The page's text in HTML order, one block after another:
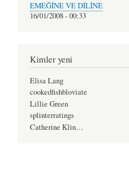
EMEĞİNE VE DİLİNE
16/01/2008 - 00:33
Kimler yeni
Elisa Lang
cookedfishbloviate
Lillie Green
splinterratings
Catherine Klin…